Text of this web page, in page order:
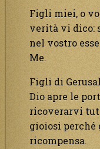
Figli miei, o
verità vi dico:
nel vostro
Me.
Figli di
Dio apre le
ricoverarvi
gioiosi perché
ricompensa.